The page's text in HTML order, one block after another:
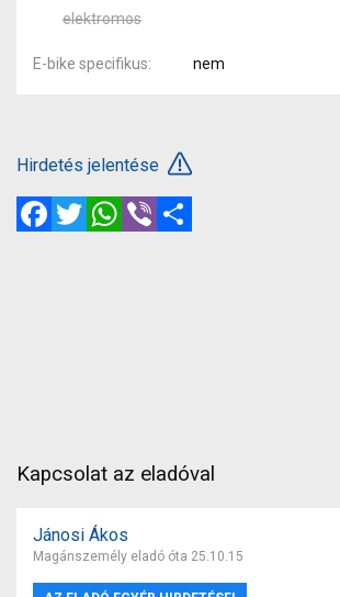
elektromos
E-bike specifikus nem
Hirdetés jelentése
FacebookTwitterWhatsApp
Viber
Kapcsolat az eladóval
Jánosi Ákos
Magánszemély eladó óta 25.10.15